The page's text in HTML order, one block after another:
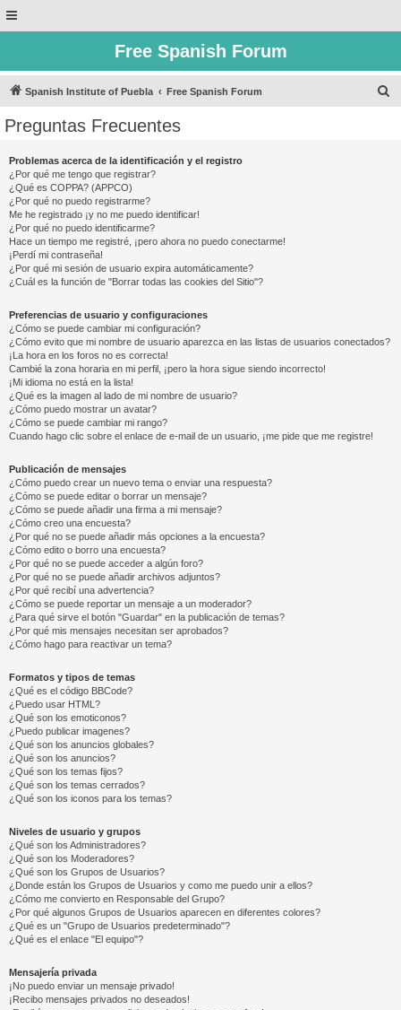
Free Spanish Forum
Spanish Institute of Puebla Free Spanish Forum
Preguntas Frecuentes
Problemas acerca de la identificación y el registro
¿Por qué me tengo que registrar?
¿Qué es COPPA? (APPCO)
¿Por qué no puedo registrarme?
Me he registrado ¡y no me puedo identificar!
¿Por qué no puedo identificarme?
Hace un tiempo me registré, ¡pero ahora no puedo conectarme!
¡Perdí mi contraseña!
¿Por qué mi sesión de usuario expira automáticamente?
¿Cuál es la función de "Borrar todas las cookies del Sitio"?
Preferencias de usuario y configuraciones
¿Cómo se puede cambiar mi configuración?
¿Cómo evito que mi nombre de usuario aparezca en las listas de usuarios conectados?
¡La hora en los foros no es correcta!
Cambié la zona horaria en mi perfil, ¡pero la hora sigue siendo incorrecto!
¡Mi idioma no está en la lista!
¿Qué es la imagen al lado de mi nombre de usuario?
¿Cómo puedo mostrar un avatar?
¿Cómo se puede cambiar mi rango?
Cuando hago clic sobre el enlace de e-mail de un usuario, ¡me pide que me registre!
Publicación de mensajes
¿Cómo puedo crear un nuevo tema o enviar una respuesta?
¿Cómo se puede editar o borrar un mensaje?
¿Cómo se puede añadir una firma a mi mensaje?
¿Cómo creo una encuesta?
¿Por qué no se puede añadir más opciones a la encuesta?
¿Cómo edito o borro una encuesta?
¿Por qué no se puede acceder a algún foro?
¿Por qué no se puede añadir archivos adjuntos?
¿Por qué recibí una advertencia?
¿Cómo se puede reportar un mensaje a un moderador?
¿Para qué sirve el botón "Guardar" en la publicación de temas?
¿Por qué mis mensajes necesitan ser aprobados?
¿Cómo hago para reactivar un tema?
Formatos y tipos de temas
¿Qué es el código BBCode?
¿Puedo usar HTML?
¿Qué son los emoticonos?
¿Puedo publicar imagenes?
¿Qué son los anuncios globales?
¿Qué son los anuncios?
¿Qué son los temas fijos?
¿Qué son los temas cerrados?
¿Qué son los iconos para los temas?
Niveles de usuario y grupos
¿Qué son los Administradores?
¿Qué son los Moderadores?
¿Qué son los Grupos de Usuarios?
¿Donde están los Grupos de Usuarios y como me puedo unir a ellos?
¿Cómo me convierto en Responsable del Grupo?
¿Por qué algunos Grupos de Usuarios aparecen en diferentes colores?
¿Qué es un "Grupo de Usuarios predeterminado"?
¿Qué es el enlace "El equipo"?
Mensajería privada
¡No puedo enviar un mensaje privado!
¡Recibo mensajes privados no deseados!